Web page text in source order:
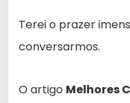
Terei o prazer
conversarmos.
O artigo Melhores